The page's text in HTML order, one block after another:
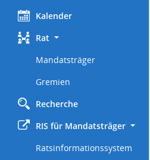
Kalender
Rat
Mandatsträger
Gremien
Recherche
RIS für Mandatsträger
Ratsinformationssystem